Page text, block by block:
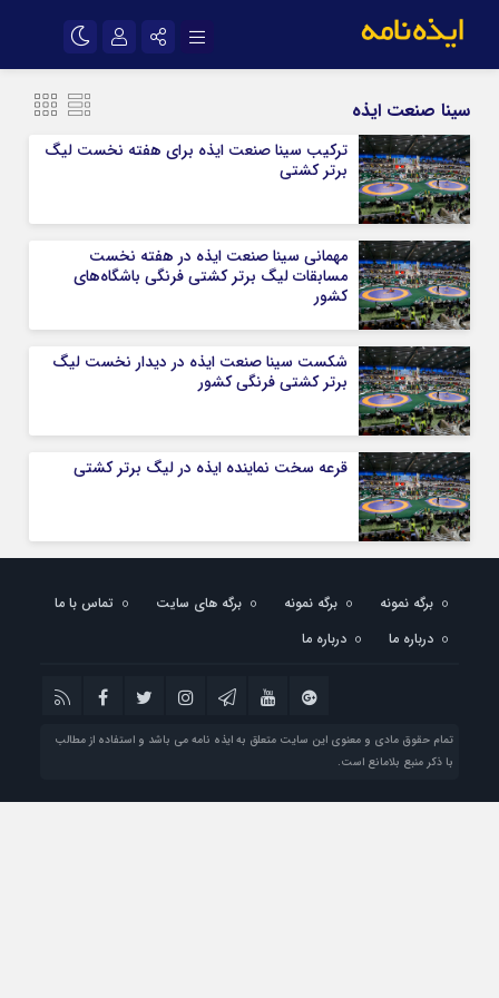
سروش
آپارات
رمز عبور
مرا به خاطر بسپار
سینا صنعت ایذه
ترکیب سینا صنعت ایذه برای هفته نخست لیگ
برتر کشتی
مهمانی سینا صنعت ایذه در هفته نخست
مسابقات لیگ برتر کشتی فرنگی باشگاه‌های
کشور
شکست سینا صنعت ایذه در دیدار نخست لیگ
برتر کشتی فرنگی کشور
قرعه سخت نماینده ایذه در لیگ برتر کشتی
برگه نمونه برگه نمونه برگه های سایت
تماس با ما
درباره ما
درباره ما
تمام حقوق مادی و معنوی این سایت متعلق به ایذه نامه می باشد و استفاده از مطالب
با ذکر منبع بلامانع است.